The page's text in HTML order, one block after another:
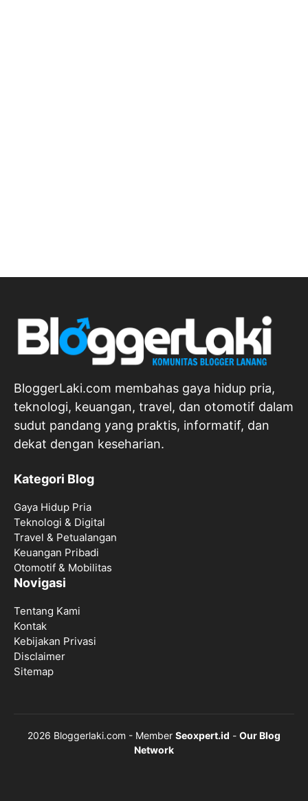
BloggerLaki.com membahas gaya hidup pria,
teknologi, keuangan, travel, dan otomotif dalam
sudut pandang yang praktis, informatif, dan
dekat dengan keseharian.
Kategori Blog
Gaya Hidup Pria
Teknologi & Digital
Travel & Petualangan
Keuangan Pribadi
Otomotif & Mobilitas
Novigasi
Tentang Kami
Kontak
Kebijakan Privasi
Disclaimer
Sitemap
2026 Bloggerlaki.com - Member Seoxpert.id - Our Blog
Network